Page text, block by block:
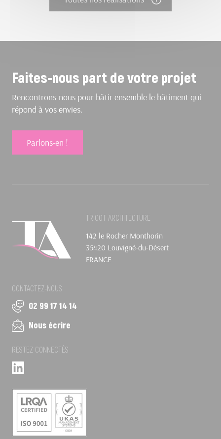
Faites-nous part de votre projet
Rencontrons-nous pour bâtir ensemble le bâtiment qui
répond à vos envies.
Parlons-en !
TRICOT ARCHITECTURE
142 le Rocher Monthorin
35420 Louvigné-du-Désert
FRANCE
CONTACTEZ-NOUS
02 99 17 14 14
Nous écrire
RESTEZ CONNECTÉS